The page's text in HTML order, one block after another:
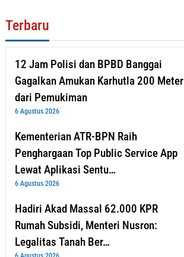
Terbaru
12 Jam Polisi dan BPBD Banggai
Gagalkan Amukan Karhutla 200 Meter
dari Pemukiman
6 Agustus 2026
Kementerian ATR-BPN Raih
Penghargaan Top Public Service App
Lewat Aplikasi Sentu…
6 Agustus 2026
Hadiri Akad Massal 62.000 KPR
Rumah Subsidi, Menteri Nusron:
Legalitas Tanah Ber…